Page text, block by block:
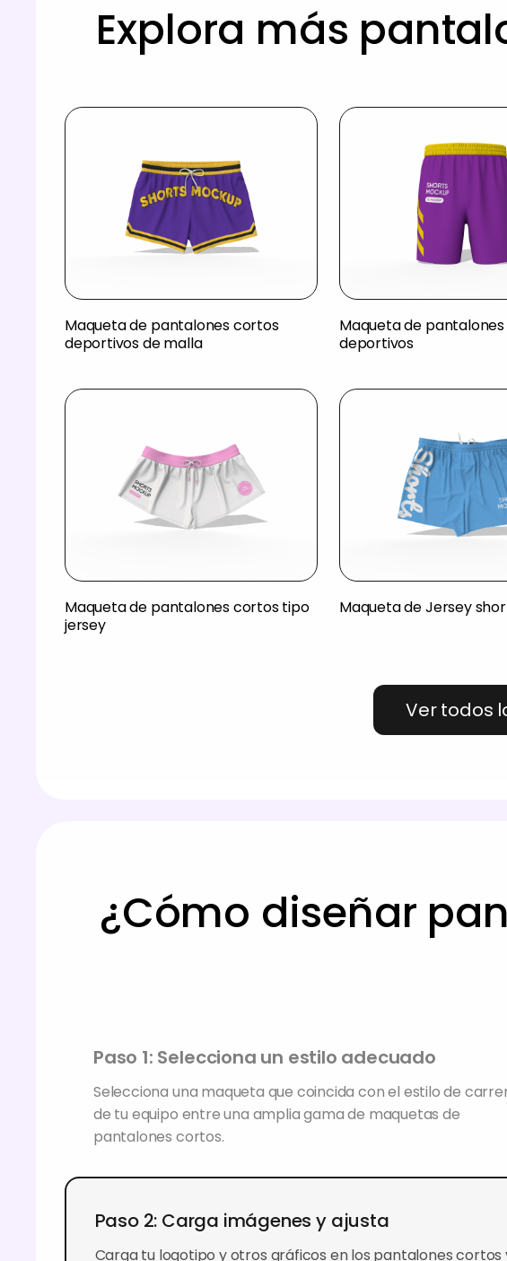
Explora más
Maqueta de pantalones cortos
deportivos de malla
Maqueta de
deportivos
Maqueta de pantalones cortos tipo
jersey
Maqueta de Jersey
Ver todos
¿Cómo diseñar
Paso 1: Selecciona un estilo adecuado
Selecciona una maqueta que coincida con el estilo de
de tu equipo entre una amplia gama de maquetas de
pantalones cortos.
Paso 2: Carga imágenes y ajusta
Carga tu logotipo y otros gráficos en los pantalones cortos